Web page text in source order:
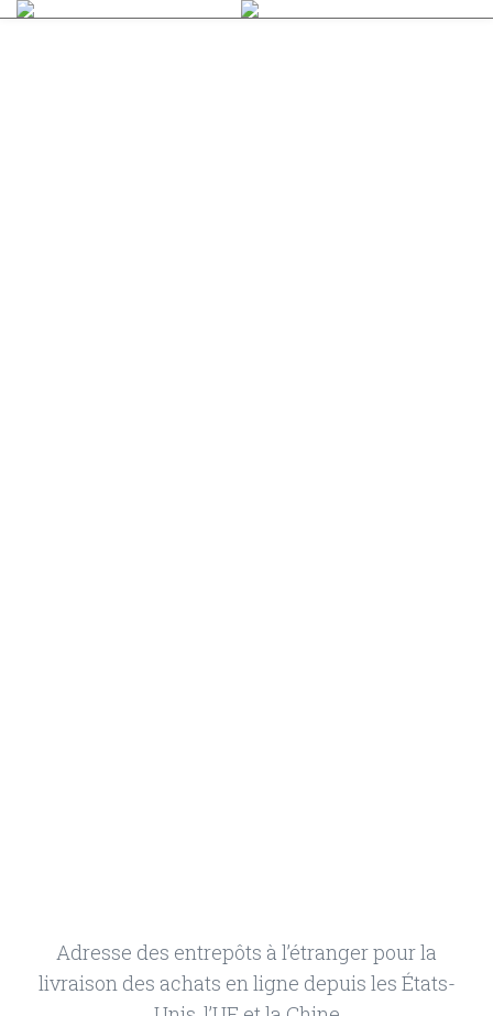
Adresse des entrepôts à l’étranger pour la
livraison des achats en ligne depuis les États-